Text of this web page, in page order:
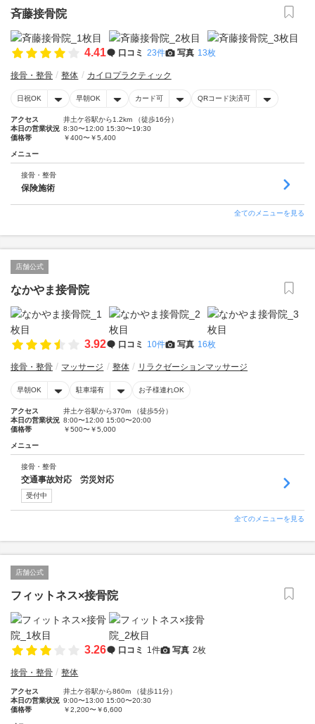
斉藤接骨院
4.41 口コミ 23件 写真 13枚
接骨・整骨 整体 カイロプラクティック
日祝OK 早朝OK カード可 QRコード決済可
アクセス
井土ケ谷駅から1.2km （徒歩16分）
本日の営業状況 8:30〜12:00 15:30〜19:30
価格帯
￥400〜￥5,400
メニュー
接骨・整骨
保険施術
全てのメニューを見る
店舗公式
なかやま接骨院
3.92 口コミ 10件 写真 16枚
接骨・整骨 マッサージ 整体 リラクゼーションマッサージ
早朝OK 駐車場有 お子様連れOK
アクセス
井土ケ谷駅から370m （徒歩5分）
本日の営業状況 8:00〜12:00 15:00〜20:00
価格帯
￥500〜￥5,000
メニュー
接骨・整骨
交通事故対応 労災対応
受付中
全てのメニューを見る
店舗公式
フィットネス×接骨院
3.26 口コミ 1件 写真 2枚
接骨・整骨 整体
アクセス
井土ケ谷駅から860m （徒歩11分）
本日の営業状況 9:00〜13:00 15:00〜20:30
価格帯
￥2,200〜￥6,600